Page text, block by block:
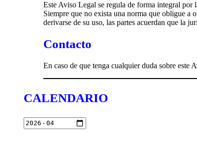
Este Aviso Legal se regula de forma integral por
Siempre que no exista una norma que obligue a
derivarse de su uso, las partes acuerdan que la
Contacto
En caso de que tenga cualquier duda sobre este
CALENDARIO